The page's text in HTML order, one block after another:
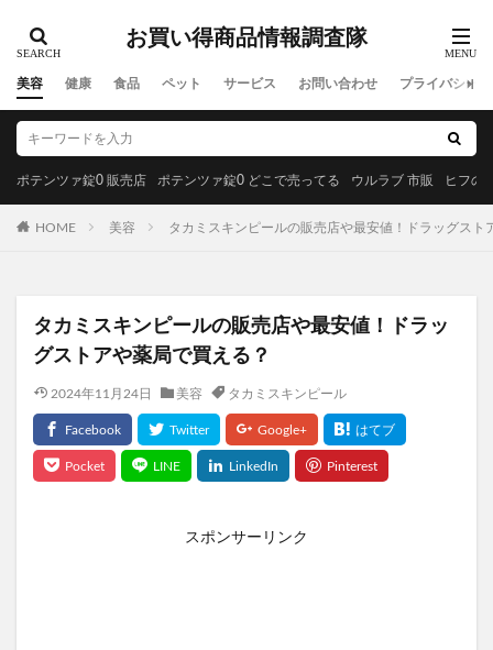
お買い得商品情報調査隊
美容 健康 食品 ペット サービス お問い合わせ プライバシー
ポテンツァ錠0 販売店 ポテンツァ錠0 どこで売ってる ウルラブ 市販 ヒフの
HOME 美容 タカミスキンピールの販売店や最安値！ドラッグスト
タカミスキンピールの販売店や最安値！ドラッ
グストアや薬局で買える？
2024年11月24日 美容 タカミスキンピール
スポンサーリンク